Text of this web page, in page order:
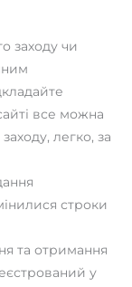
заходу чи
все можна
легко, за
строки
та отримання
у